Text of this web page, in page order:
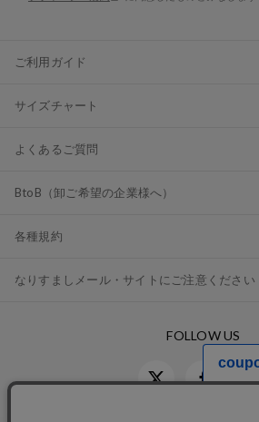
ご利用ガイド
サイズチャート
よくあるご質問
BtoB（卸ご希望の企業様へ）
各種規約
なりすましメール・サイトにご注意ください
FOLLOW US